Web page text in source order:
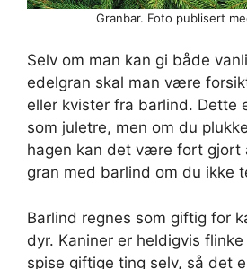
Granbar. Foto publisert
Selv om man kan gi både
edelgran skal man være
eller kvister fra barlind. Dette
som juletre, men om du
hagen kan det være fort gjort
gran med barlind om du ikke
Barlind regnes som giftig for
dyr. Kaniner er heldigvis
spise giftige ting selv, så det